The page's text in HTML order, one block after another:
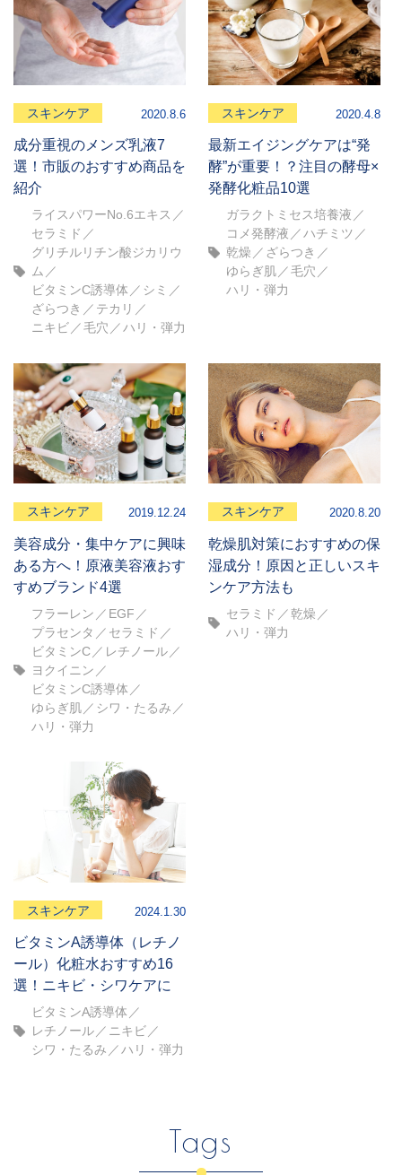
スキンケア 2020.8.6
成分重視のメンズ乳液7
選！市販のおすすめ商品を
紹介
ライスパワーNo.6エキス
セラミド
グリチルリチン酸ジカリウ
ム
ビタミンC誘導体
シミ
ざらつき
テカリ
ニキビ
毛穴 ハリ・弾力
スキンケア 2020.4.8
最新エイジングケアは“発
酵”が重要！？注目の酵母×
発酵化粧品10選
ガラクトミセス培養液
コメ発酵液
ハチミツ
乾燥
ざらつき
ゆらぎ肌
毛穴
ハリ・弾力
スキンケア 2019.12.24
美容成分・集中ケアに興味
ある方へ！原液美容液おす
すめブランド4選
フラーレン
EGF
プラセンタ
セラミド
ビタミンC
レチノール
ヨクイニン
ビタミンC誘導体
ゆらぎ肌
シワ・たるみ
ハリ・弾力
スキンケア 2020.8.20
乾燥肌対策におすすめの保
湿成分！原因と正しいスキ
ンケア方法も
セラミド
乾燥
ハリ・弾力
スキンケア 2024.1.30
ビタミンA誘導体（レチノ
ール）化粧水おすすめ16
選！ニキビ・シワケアに
ビタミンA誘導体
レチノール
ニキビ
シワ・たるみ
ハリ・弾力
Tags